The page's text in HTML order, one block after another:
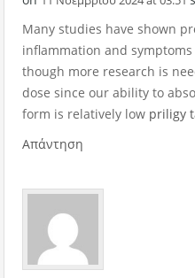
Many studies have shown
inflammation and
though more research is
dose since our ability to
form is relatively low priligy
Απάντηση